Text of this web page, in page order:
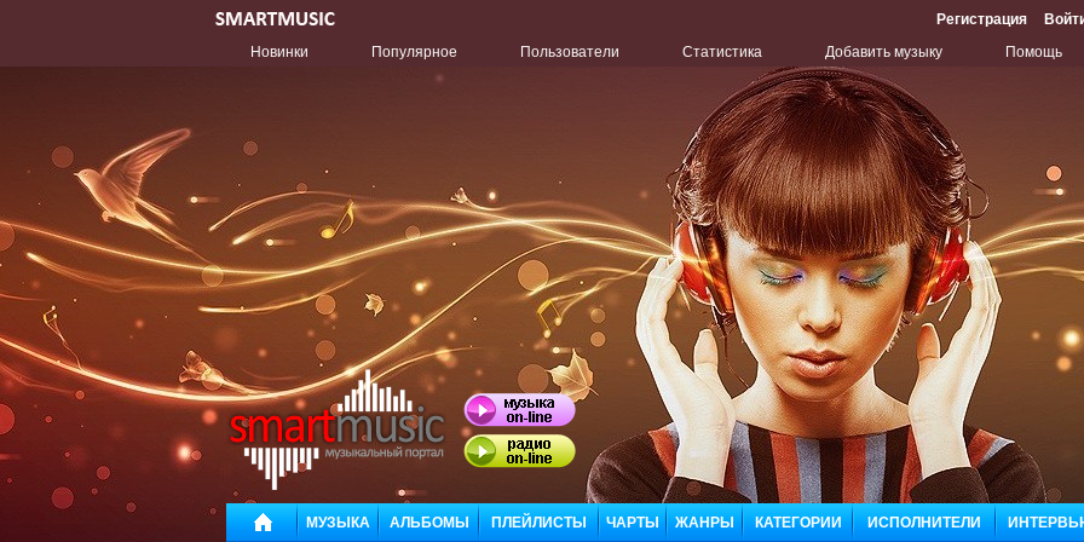
Регистрация
Новинки
Популярное Пользователи Статистика Добавить музыку Помощь
МУЗЫКА АЛЬБОМЫ ПЛЕЙЛИСТЫ ЧАРТЫ ЖАНРЫ КАТЕГОРИИ ИСПОЛНИТЕЛИ